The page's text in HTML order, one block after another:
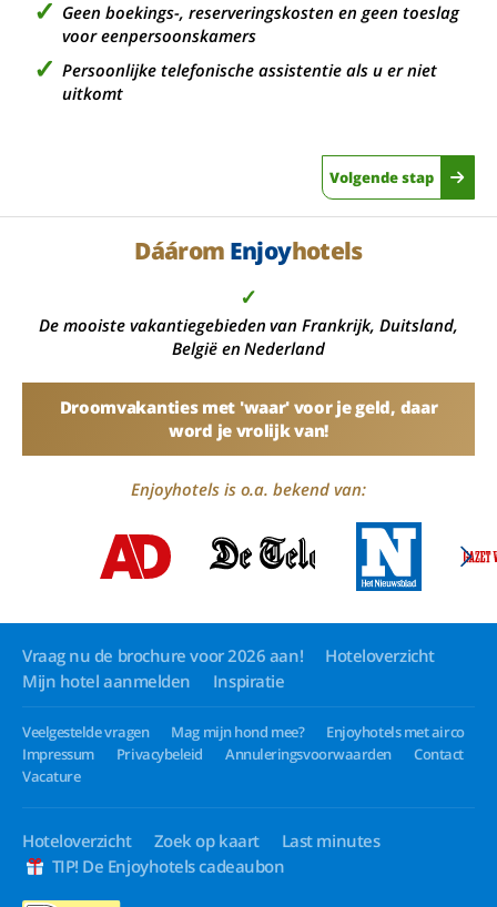
Geen boekings-, reserveringskosten en geen toeslag
voor eenpersoonskamers
Persoonlijke telefonische assistentie als u er niet
uitkomt
Volgende stap
Dáárom Enjoyhotels
✓
De mooiste vakantiegebieden van Frankrijk, Duitsland,
België en Nederland
Droomvakanties met 'waar' voor je geld, daar
word je vrolijk van!
Enjoyhotels is o.a. bekend van:
Vraag nu de brochure voor 2026 aan!
Hoteloverzicht
Mijn hotel aanmelden
Inspiratie
Veelgestelde vragen Mag mijn hond mee?
Enjoyhotels met airco
Impressum
Privacybeleid Annuleringsvoorwaarden
Contact
Vacature
Hoteloverzicht Zoek op kaart
Last minutes
TIP! De Enjoyhotels cadeaubon